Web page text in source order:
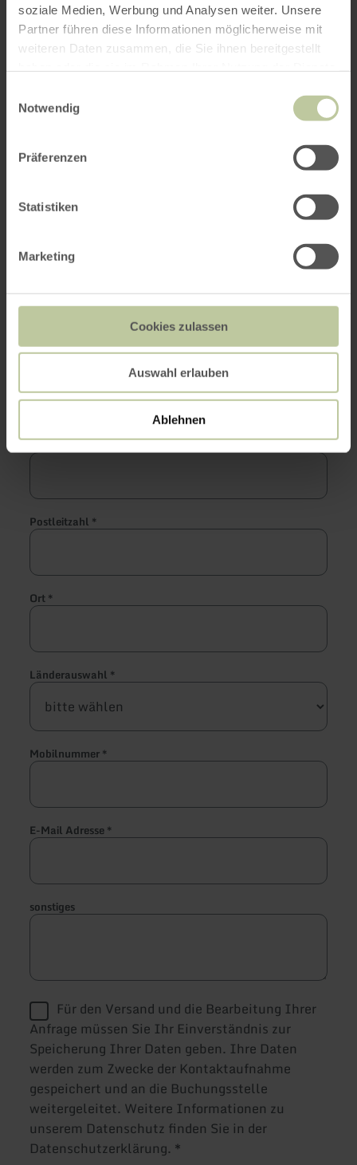
soziale Medien, Werbung und Analysen weiter. Unsere
Partner führen diese Informationen möglicherweise mit
weiteren Daten zusammen, die Sie ihnen bereitgestellt
Notwendig
Präferenzen
Statistiken
Marketing
Cookies zulassen
Auswahl erlauben
Ablehnen
(Beispiel 12.30)
Sprache der Führung
Kontaktdaten
Vorname*
Straße und Hausnummer*
Postleitzahl *
Ort*
Länderauswahl *
Mobilnummer*
E-Mail Adresse*
sonstiges
Für den Versand und die Bearbeitung Ihrer
Anfrage müssen Sie Ihr Einverständnis zur
Speicherung Ihrer Daten geben. Ihre Daten
werden zum Zwecke der Kontaktaufnahme
gespeichert und an die Buchungsstelle
weitergeleitet. Weitere Informationen zu
unserem Datenschutz finden Sie in der
Datenschutzerklärung. *